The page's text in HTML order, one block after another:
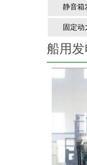
静音箱
固定动
船用发